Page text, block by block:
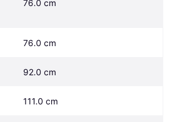
76.0 cm
76.0 cm
92.0 cm
111.0 cm